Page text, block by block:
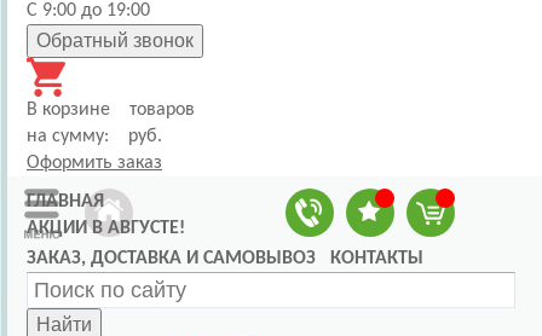
С 9:00 до 19:00
Обратный звонок
В корзине
товаров
на сумму:
руб.
Оформить заказ
ГЛАВНАЯ
АКЦИИ В АВГУСТЕ!
ЗАКАЗ, ДОСТАВКА И САМОВЫВОЗ
КОНТАКТЫ
Найти